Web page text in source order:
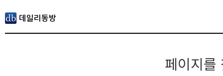
페이지를